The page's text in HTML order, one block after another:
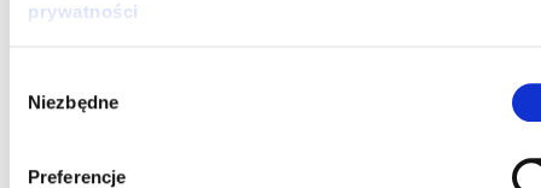
prywatności
zgody
Niezbędne
Preferencje
pojawia się wiele nowych. Wspomniane przeze mnie
wsparcie ze strony dużych korporacji i/lub silnych